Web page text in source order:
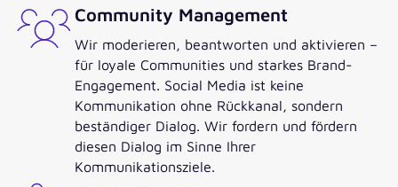
Community Management
Wir moderieren, beantworten und aktivieren –
für loyale Communities und starkes Brand-
Engagement. Social Media ist keine
Kommunikation ohne Rückkanal, sondern
beständiger Dialog. Wir fordern und fördern
diesen Dialog im Sinne Ihrer
Kommunikationsziele.